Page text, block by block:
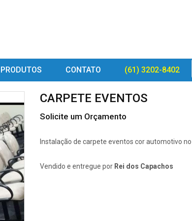
PRODUTOS CONTATO (61) 3202-8402
CARPETE EVENTOS
Solicite um Orçamento
Instalação de carpete eventos cor automotivo
Vendido e entregue por Rei dos Capachos